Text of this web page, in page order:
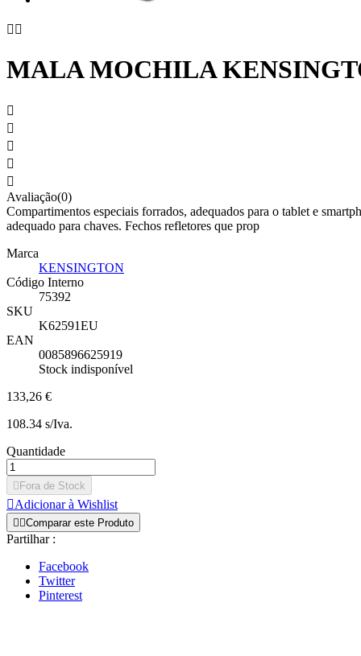
 
MALA MOCHILA





Avaliação(0)
Compartimentos especiais forrados, adequados para o tablet e
adequado para chaves. Fechos refletores que prop
Marca
KENSINGTON
Código Interno
75392
SKU
K62591EU
EAN
0085896625919
Stock indisponível
133,26 €
108.34 s/Iva.
Quantidade
 Fora de Stock
Adicionar à Wishlist
 Comparar este Produto
Partilhar :
Facebook
Twitter
Pinterest